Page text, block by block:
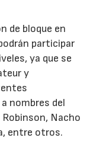
de bloque en
participar
ya que se
y
nombres del
Robinson, Nacho
entre otros.